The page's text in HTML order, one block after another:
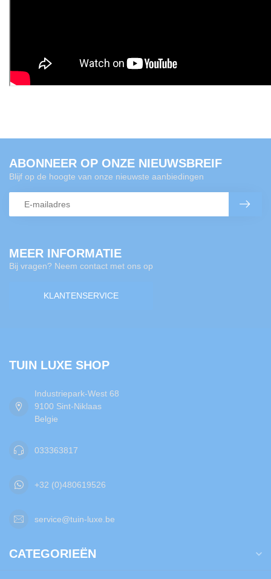
MEER INFORMATIE
Bij vragen? Neem contact met ons op
KLANTENSERVICE
ABONNEER OP ONZE NIEUWSBREIF
Blijf op de hoogte van onze nieuwste aanbiedingen
TUIN LUXE SHOP
Industriepark-West 68
9100 Sint-Niklaas
Belgie
033363817
+32 (0)480619526
service@tuin-luxe.be
CATEGORIEËN